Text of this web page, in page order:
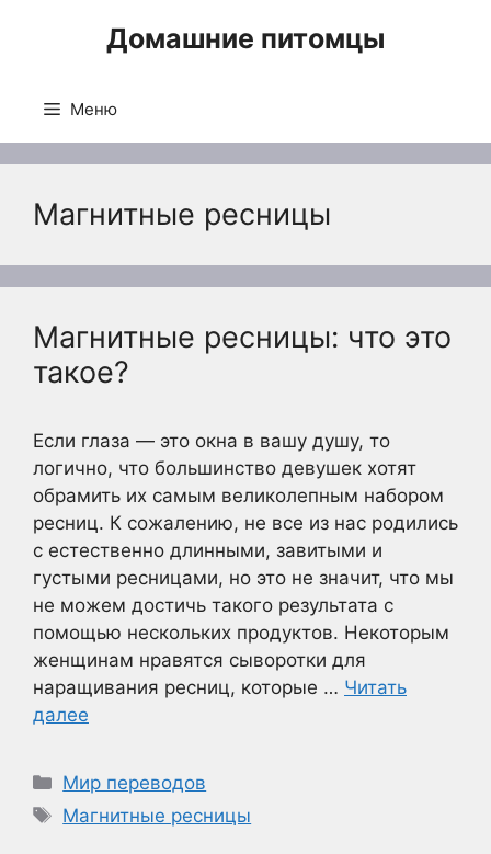
Домашние питомцы
Меню
Магнитные ресницы
Магнитные ресницы: что это
такое?
Если глаза — это окна в вашу душу, то
логично, что большинство девушек хотят
обрамить их самым великолепным набором
ресниц. К сожалению, не все из нас родились
с естественно длинными, завитыми и
густыми ресницами, но это не значит, что мы
не можем достичь такого результата с
помощью нескольких продуктов. Некоторым
женщинам нравятся сыворотки для
наращивания ресниц, которые … Читать
далее
Рубрики
Мир переводов
Метки
Магнитные ресницы